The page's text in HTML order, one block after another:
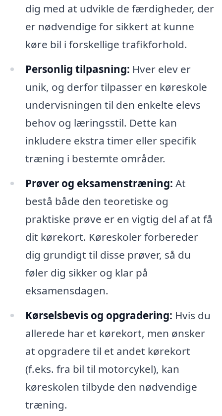
dig med at udvikle de færdigheder, der
er nødvendige for sikkert at kunne
køre bil i forskellige trafikforhold.
Personlig tilpasning: Hver elev er
unik, og derfor tilpasser en køreskole
undervisningen til den enkelte elevs
behov og læringsstil. Dette kan
inkludere ekstra timer eller specifik
træning i bestemte områder.
Prøver og eksamenstræning: At
bestå både den teoretiske og
praktiske prøve er en vigtig del af at få
dit kørekort. Køreskoler forbereder
dig grundigt til disse prøver, så du
føler dig sikker og klar på
eksamensdagen.
Kørselsbevis og opgradering: Hvis du
allerede har et kørekort, men ønsker
at opgradere til et andet kørekort
(f.eks. fra bil til motorcykel), kan
køreskolen tilbyde den nødvendige
træning.